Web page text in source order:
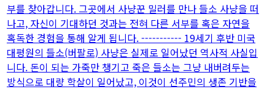
부를 찾아갑니다. 그곳에서 사냥꾼 밀러를 만나 들소 사냥을 떠
나고, 자신이 기대하던 것과는 전혀 다른 서부를 혹은 자연을
혹독한 경험을 통해 알게 됩니다. ----------- 19세기 후반 미국
대평원의 들소(버팔로) 사냥은 실제로 일어났던 역사적 사실입
니다. 돈이 되는 가죽만 챙기고 죽은 들소는 그냥 내버려두는
방식으로 대량 학살이 일어났고, 이것이 선주민의 생존 기반을